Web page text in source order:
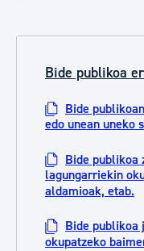
Bide publikoa
Bide
edo unean uneko
Bide publikoa
lagungarriekin
aldamioak, etab.
Bide
okupatzeko